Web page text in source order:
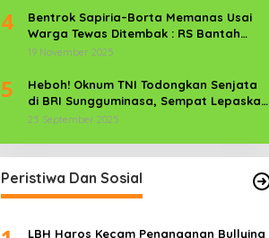
4
Bentrok Sapiria–Borta Memanas Usai
Warga Tewas Ditembak : RS Bantah
Lamban Tangani Korban, Aparat TNI-
19 November 2025
5
Heboh! Oknum TNI Todongkan Senjata
di BRI Sungguminasa, Sempat Lepaskan
Tembakan
25 September 2025
Peristiwa Dan Sosial
LBH Haros Kecam Penanganan Bullying